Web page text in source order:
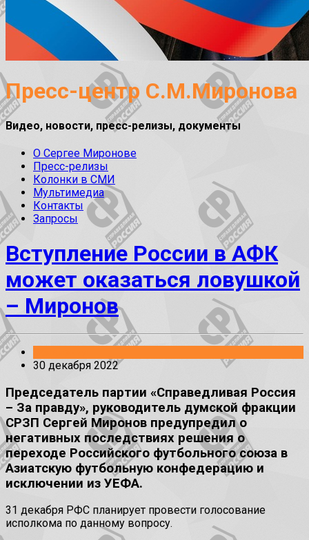
Пресс-центр С.М.Миронова
Видео, новости, пресс-релизы, документы
О Сергее Миронове
Пресс-релизы
Колонки в СМИ
Мультимедиа
Контакты
Запросы
Вступление России в АФК
может оказаться ловушкой
– Миронов
30 декабря 2022
Председатель партии «Справедливая Россия
– За правду», руководитель думской фракции
СРЗП Сергей Миронов предупредил о
негативных последствиях решения о
переходе Российского футбольного союза в
Азиатскую футбольную конфедерацию и
исключении из УЕФА.
31 декабря РФС планирует провести голосование
исполкома по данному вопросу.